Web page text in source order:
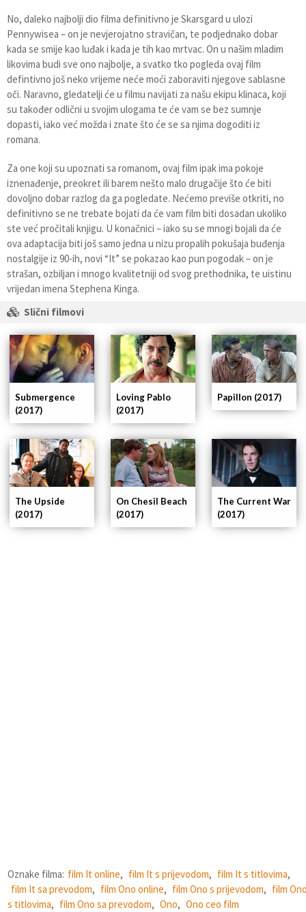
No, daleko najbolji dio filma definitivno je Skarsgard u ulozi
Pennywisea – on je nevjerojatno stravičan, te podjednako dobar
kada se smije kao luđak i kada je tih kao mrtvac. On u našim mladim
likovima budi sve ono najbolje, a svatko tko pogleda ovaj film
defintivno još neko vrijeme neće moći zaboraviti njegove sablasne
oči. Naravno, gledatelji će u filmu navijati za našu ekipu klinaca, koji
su također odlični u svojim ulogama te će vam se bez sumnje
dopasti, iako već možda i znate što će se sa njima dogoditi iz
romana.
Za one koji su upoznati sa romanom, ovaj film ipak ima pokoje
iznenađenje, preokret ili barem nešto malo drugačije što će biti
dovoljno dobar razlog da ga pogledate. Nećemo previše otkriti, no
definitivno se ne trebate bojati da će vam film biti dosadan ukoliko
ste već pročitali knjigu. U konačnici – iako su se mnogi bojali da će
ova adaptacija biti još samo jedna u nizu propalih pokušaja buđenja
nostalgije iz 90-ih, novi “It” se pokazao kao pun pogodak – on je
strašan, ozbiljan i mnogo kvalitetniji od svog prethodnika, te uistinu
vrijedan imena Stephena Kinga.
Slični filmovi
The Current War
(2017)
On Chesil Beach
(2017)
The Upside
(2017)
Papillon (2017)
Loving Pablo
(2017)
Submergence
(2017)
Oznake filma: film It online, film It s prijevodom, film It s titlovima,
film It sa prevodom, film Ono online, film Ono s prijevodom, film
s titlovima, film Ono sa prevodom, Ono, Ono ceo film